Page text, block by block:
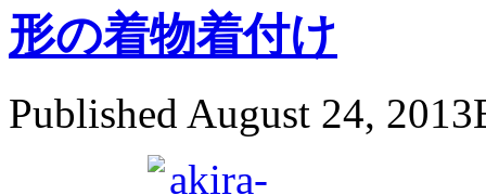
形の着物着付け
Published August 24, 2013